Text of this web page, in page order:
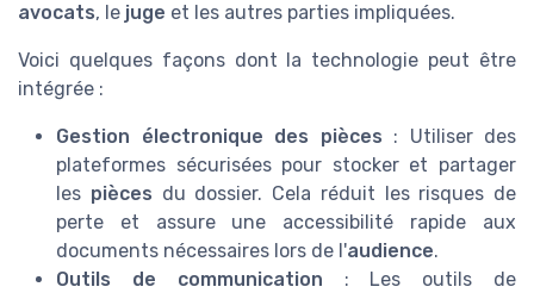
avocats, le juge et les autres parties impliquées.
Voici quelques façons dont la technologie peut être
intégrée :
Gestion électronique des pièces : Utiliser des
plateformes sécurisées pour stocker et partager
les pièces du dossier. Cela réduit les risques de
perte et assure une accessibilité rapide aux
documents nécessaires lors de l'audience.
Outils de communication : Les outils de